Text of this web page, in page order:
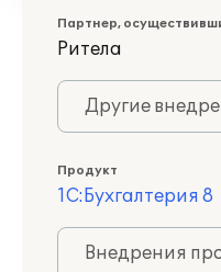
Партнер,
Ритела
Другие
Продукт
1С:Бухгалтерия 8
Внедрения